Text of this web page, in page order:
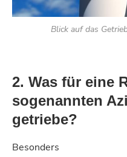
Blick auf das
2. Was für eine
sogenannten
getriebe?
Besonders